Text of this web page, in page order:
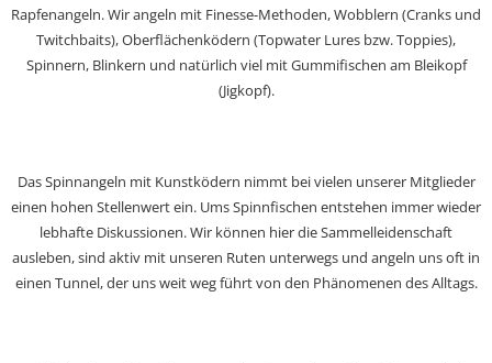
Rapfenangeln. Wir angeln mit Finesse-Methoden, Wobblern (Cranks und
Twitchbaits), Oberflächenködern (Topwater Lures bzw. Toppies),
Spinnern, Blinkern und natürlich viel mit Gummifischen am Bleikopf
(Jigkopf).
Das Spinnangeln mit Kunstködern nimmt bei vielen unserer Mitglieder
einen hohen Stellenwert ein. Ums Spinnfischen entstehen immer wieder
lebhafte Diskussionen. Wir können hier die Sammelleidenschaft
ausleben, sind aktiv mit unseren Ruten unterwegs und angeln uns oft in
einen Tunnel, der uns weit weg führt von den Phänomenen des Alltags.